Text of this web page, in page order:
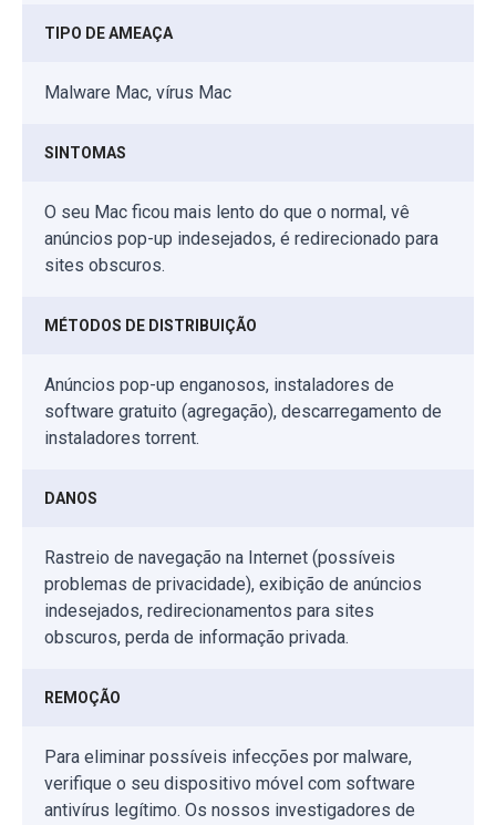
TIPO DE AMEAÇA
Malware Mac, vírus Mac
SINTOMAS
O seu Mac ficou mais lento do que o normal, vê
anúncios pop-up indesejados, é redirecionado para
sites obscuros.
MÉTODOS DE DISTRIBUIÇÃO
Anúncios pop-up enganosos, instaladores de
software gratuito (agregação), descarregamento de
instaladores torrent.
DANOS
Rastreio de navegação na Internet (possíveis
problemas de privacidade), exibição de anúncios
indesejados, redirecionamentos para sites
obscuros, perda de informação privada.
REMOÇÃO
Para eliminar possíveis infecções por malware,
verifique o seu dispositivo móvel com software
antivírus legítimo. Os nossos investigadores de